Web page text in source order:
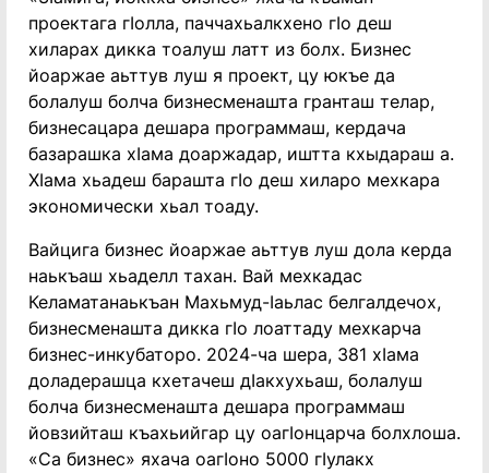
проектага гӀолла, паччахьалкхено гӀо деш
хиларах дикка тоалуш латт из болх. Бизнес
йоаржае аьттув луш я проект, цу юкъе да
болалуш болча бизнесменашта гранташ телар,
бизнесацара дешара программаш, кердача
базарашка хӀама доаржадар, иштта кхыдараш а.
ХӀама хьадеш барашта гӀо деш хиларо мехкара
экономически хьал тоаду.
Вайцига бизнес йоаржае аьттув луш дола керда
наькъаш хьаделл тахан. Вай мехкадас
Келаматанаькъан Махьмуд-Ӏаьлас белгалдечох,
бизнесменашта дикка гӀо лоаттаду мехкарча
бизнес-инкубаторо. 2024-ча шера, 381 хӀама
доладерашца кхетачеш дӀакхухьаш, болалуш
болча бизнесменашта дешара программаш
йовзийташ къахьийгар цу оагӀонцарча болхлоша.
«Са бизнес» яхача оагӀоно 5000 гӀулакх